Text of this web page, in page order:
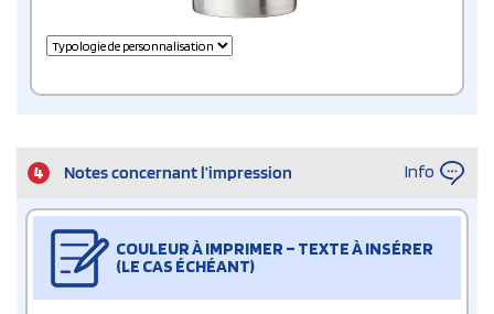
4 Notes concernant l’impression Info
COULEUR À IMPRIMER – TEXTE À INSÉRER
(LE CAS ÉCHÉANT)